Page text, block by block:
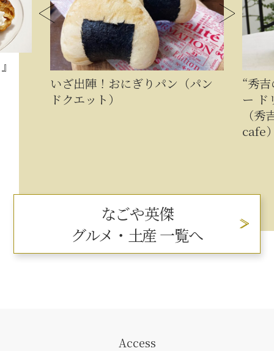
いざ出陣！おにぎりパン（パン
ドクエット）
“秀
ー ド
（
cafe
なごや英傑
グルメ・土産 一覧へ
Access